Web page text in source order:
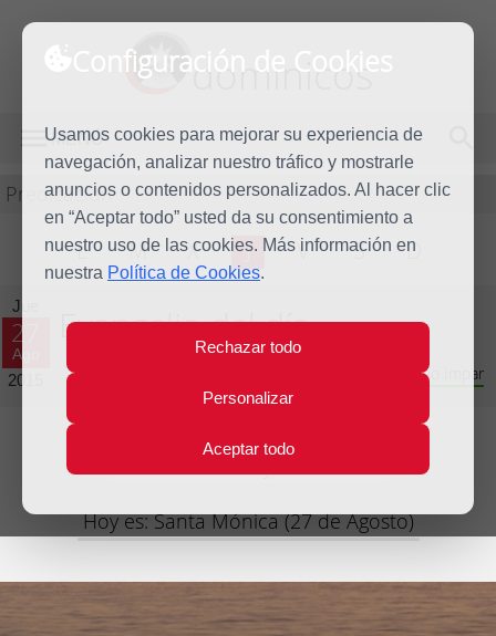
Configuración de Cookies
Usamos cookies para mejorar su experiencia de
navegación, analizar nuestro tráfico y mostrarle
anuncios o contenidos personalizados. Al hacer clic
en “Aceptar todo” usted da su consentimiento a
nuestro uso de las cookies. Más información en
nuestra Política de Cookies.
Rechazar todo
Personalizar
Aceptar todo
dominicos
MENÚ
Predicación
L M X J V S D
Jue
27
Ago
2015
Evangelio del día
Vigésimo primera Semana del Tiempo Ordinario - Año Impar
Lecturas del día y comentario
Hoy es: Santa Mónica (27 de Agosto)